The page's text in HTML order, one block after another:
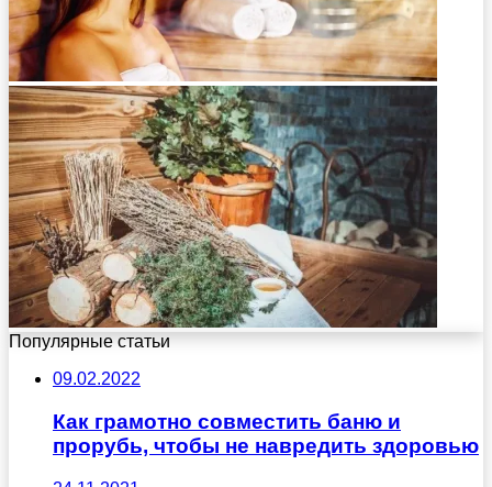
Популярные статьи
09.02.2022
Как грамотно совместить баню и
прорубь, чтобы не навредить здоровью